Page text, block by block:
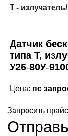
Т -
Датчик
типа Т,
У25-80У-
Цена: по
Запросить прайс